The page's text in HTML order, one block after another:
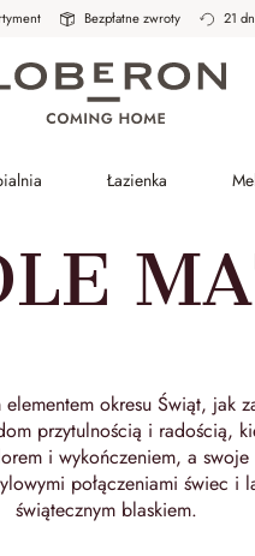
Bezpłatne zwroty 21
Łazienka
elementem okresu Świąt, jak
przytulnością i radością,
i wykończeniem, a
połączeniami świec
świątecznym blaskiem.